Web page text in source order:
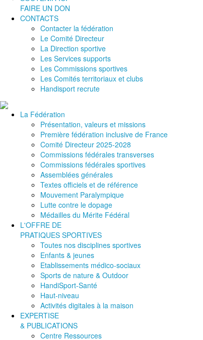
FAIRE UN DON
CONTACTS
Contacter la fédération
Le Comité Directeur
La Direction sportive
Les Services supports
Les Commissions sportives
Les Comités territoriaux et clubs
Handisport recrute
La Fédération
Présentation, valeurs et missions
Première fédération inclusive de France
Comité Directeur 2025-2028
Commissions fédérales transverses
Commissions fédérales sportives
Assemblées générales
Textes officiels et de référence
Mouvement Paralympique
Lutte contre le dopage
Médailles du Mérite Fédéral
L'OFFRE DE
PRATIQUES SPORTIVES
Toutes nos disciplines sportives
Enfants & jeunes
Etablissements médico-sociaux
Sports de nature & Outdoor
HandiSport-Santé
Haut-niveau
Activités digitales à la maison
EXPERTISE
& PUBLICATIONS
Centre Ressources